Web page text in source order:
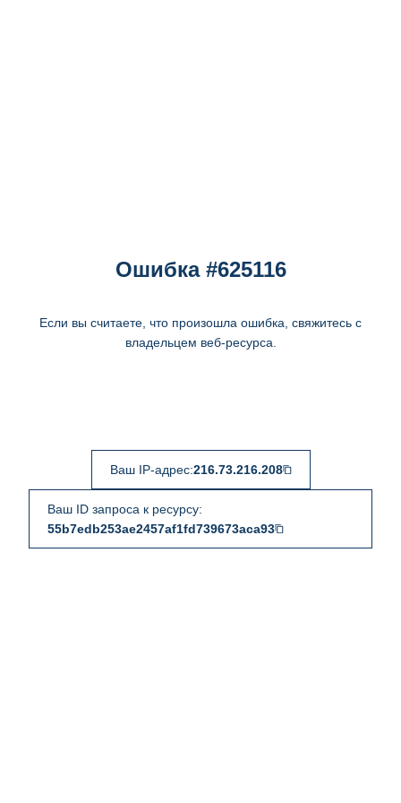
Ошибка #625116
Если вы считаете, что произошла ошибка, свяжитесь с
владельцем веб-ресурса.
Ваш IP-адрес:216.73.216.208
Ваш ID запроса к ресурсу:
55b7edb253ae2457af1fd739673aca93